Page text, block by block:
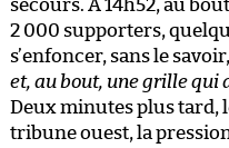
secours. À 14h52, au
2 000 supporters,
s’enfoncer, sans le
et, au bout, une grille qui
Deux minutes plus tard,
tribune ouest, la